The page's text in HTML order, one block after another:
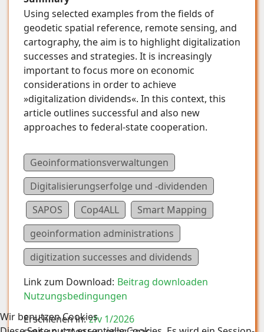
Using selected examples from the fields of
geodetic spatial reference, remote sensing, and
cartography, the aim is to highlight digitalization
successes and strategies. It is increasingly
important to focus more on economic
considerations in order to achieve
»digitalization dividends«. In this context, this
article outlines successful and also new
approaches to federal-state cooperation.
Geoinformationsverwaltungen
Digitalisierungserfolge und -dividenden
SAPOS
Cop4ALL
Smart Mapping
geoinformation administrations
digitization successes and dividends
Link zum Download: Beitrag downloaden
Nutzungsbedingungen
Erschienen in: zfv 1/2026
Wir benutzen Cookies